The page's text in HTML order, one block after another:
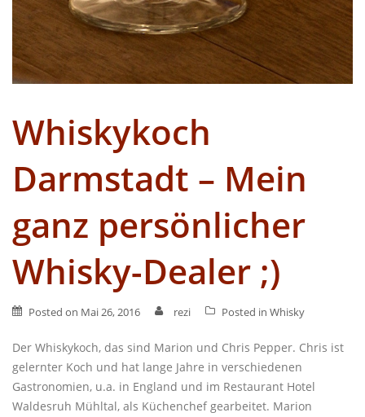
Whiskykoch
Darmstadt – Mein
ganz persönlicher
Whisky-Dealer ;)
Posted on Mai 26, 2016 rezi Posted in Whisky
Der Whiskykoch, das sind Marion und Chris Pepper. Chris ist
gelernter Koch und hat lange Jahre in verschiedenen
Gastronomien, u.a. in England und im Restaurant Hotel
Waldesruh Mühltal, als Küchenchef gearbeitet. Marion